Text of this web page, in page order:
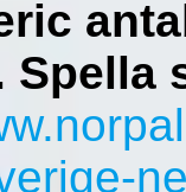
Spella